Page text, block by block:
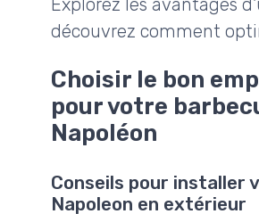
Explorez les avantages
découvrez comment
Choisir le bon
pour votre
Napoléon
Conseils pour installer
Napoleon en extérieur